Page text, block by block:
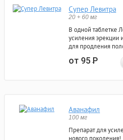
Супер Левитра
20 + 60 мг
В одной таблетке
усиления эрекции
для продления
от 95Р
Аванафил
100 мг
Препарат для